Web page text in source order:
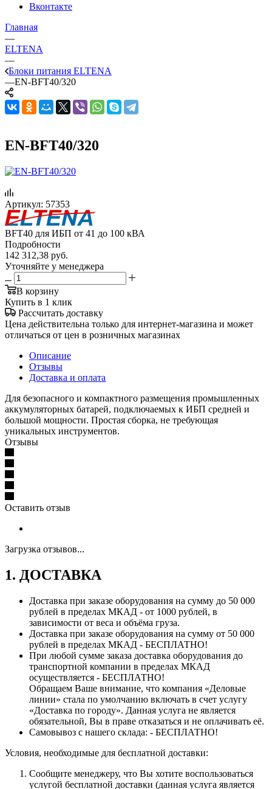
Вконтакте
Главная
—
ELTENA
—
Блоки питания ELTENA
—EN-BFT40/320
EN-BFT40/320
Артикул: 57353
BFT40 для ИБП от 41 до 100 кВА
Подробности
142 312,38 руб.
Уточняйте у менеджера
В корзину
Купить в 1 клик
Рассчитать доставку
Цена действительна только для интернет-магазина и может
отличаться от цен в розничных магазинах
Описание
Отзывы
Доставка и оплата
Для безопасного и компактного размещения промышленных
аккумуляторных батарей, подключаемых к ИБП средней и
большой мощности. Простая сборка, не требующая
уникальных инструментов.
Отзывы
Оставить отзыв
Загрузка отзывов...
1. ДОСТАВКА
Доставка при заказе оборудования на сумму до 50 000
рублей в пределах МКАД - от 1000 рублей, в
зависимости от веса и объёма груза.
Доставка при заказе оборудования на сумму от 50 000
рублей в пределах МКАД - БЕСПЛАТНО!
При любой сумме заказа доставка оборудования до
транспортной компании в пределах МКАД
осуществляется - БЕСПЛАТНО!
Обращаем Ваше внимание, что компания «Деловые
линии» стала по умолчанию включать в счет услугу
«Доставка по городу». Данная услуга не является
обязательной, Вы в праве отказаться и не оплачивать её.
Самовывоз с нашего склада: - БЕСПЛАТНО!
Условия, необходимые для бесплатной доставки:
Сообщите менеджеру, что Вы хотите воспользоваться
услугой бесплатной доставки (данная услуга является